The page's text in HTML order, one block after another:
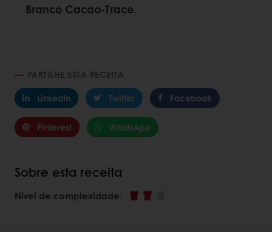
Branco Cacao-Trace.
PARTILHE ESTA RECEITA
LinkedIn
Twitter Facebook
Pinterest WhatsApp
Sobre esta receita
Nível de complexidade: